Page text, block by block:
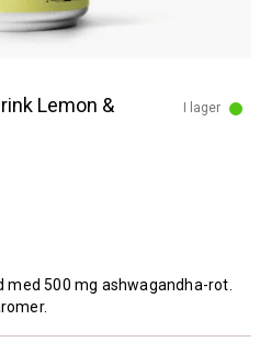
Lemon &
I lager
med 500 mg ashwagandha-rot.